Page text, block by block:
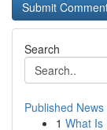
Search
Published News
1 What Is